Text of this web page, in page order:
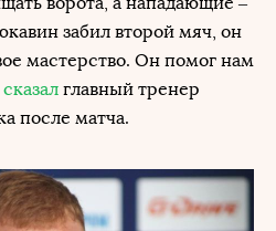
забил второй мяч, он
мастерство. Он помог нам
сказал главный тренер
после матча.